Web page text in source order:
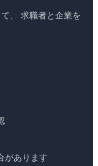
、 求職者と企業を
があります